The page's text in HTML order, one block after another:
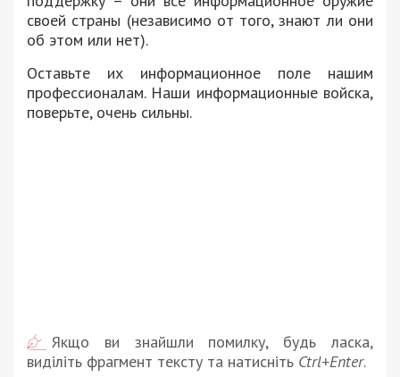
своей страны (независимо от того, знают ли они
об этом или нет).
Оставьте их информационное поле нашим
профессионалам. Наши информационные войска,
поверьте, очень сильны.
Якщо ви знайшли помилку, будь ласка,
виділіть фрагмент тексту та натисніть Ctrl+Enter.